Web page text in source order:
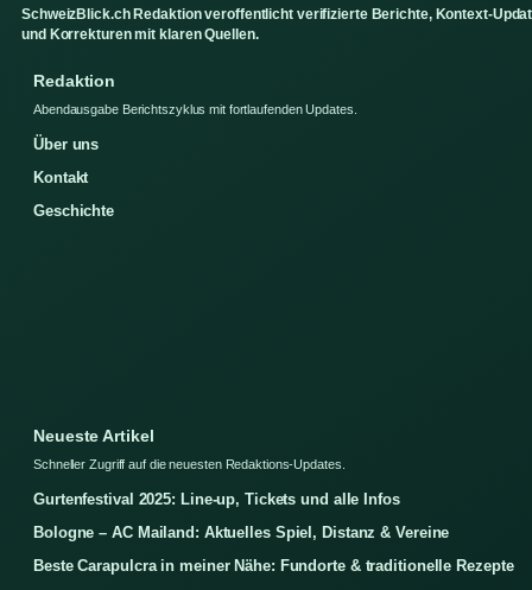
SchweizBlick.ch Redaktion veroffentlicht verifizierte Berichte, Kontext-
und Korrekturen mit klaren Quellen.
Redaktion
Abendausgabe Berichtszyklus mit fortlaufenden Updates.
Über uns
Kontakt
Geschichte
Neueste Artikel
Schneller Zugriff auf die neuesten Redaktions-Updates.
Gurtenfestival 2025: Line-up, Tickets und alle Infos
Bologne – AC Mailand: Aktuelles Spiel, Distanz & Vereine
Beste Carapulcra in meiner Nähe: Fundorte & traditionelle Rezepte